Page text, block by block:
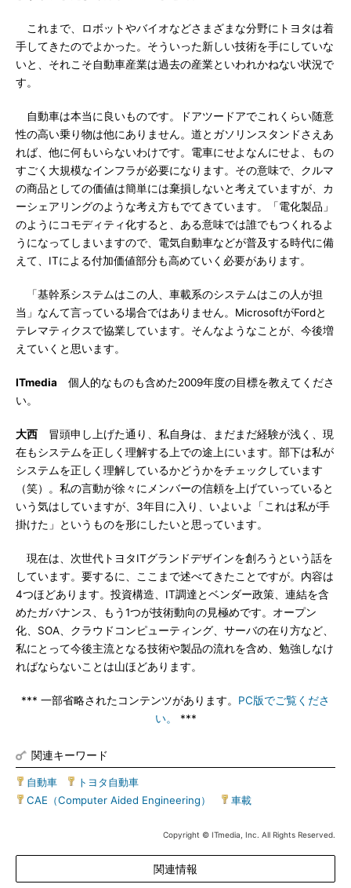
これまで、ロボットやバイオなどさまざまな分野にトヨタは着
手してきたのでよかった。そういった新しい技術を手にしていな
いと、それこそ自動車産業は過去の産業といわれかねない状況で
す。
自動車は本当に良いものです。ドアツードアでこれくらい随意
性の高い乗り物は他にありません。道とガソリンスタンドさえあ
れば、他に何もいらないわけです。電車にせよなんにせよ、もの
すごく大規模なインフラが必要になります。その意味で、クルマ
の商品としての価値は簡単には棄損しないと考えていますが、カ
ーシェアリングのような考え方もでてきています。「電化製品」
のようにコモディティ化すると、ある意味では誰でもつくれるよ
うになってしまいますので、電気自動車などが普及する時代に備
えて、ITによる付加価値部分も高めていく必要があります。
「基幹系システムはこの人、車載系のシステムはこの人が担
当」なんて言っている場合ではありません。MicrosoftがFordと
テレマティクスで協業しています。そんなようなことが、今後増
えていくと思います。
ITmedia 個人的なものも含めた2009年度の目標を教えてくださ
い。
大西 冒頭申し上げた通り、私自身は、まだまだ経験が浅く、現
在もシステムを正しく理解する上での途上にいます。部下は私が
システムを正しく理解しているかどうかをチェックしています
（笑）。私の言動が徐々にメンバーの信頼を上げていっていると
いう気はしていますが、3年目に入り、いよいよ「これは私が手
掛けた」というものを形にしたいと思っています。
現在は、次世代トヨタITグランドデザインを創ろうという話を
しています。要するに、ここまで述べてきたことですが。内容は
4つほどあります。投資構造、IT調達とベンダー政策、連結を含
めたガバナンス、もう1つが技術動向の見極めです。オープン
化、SOA、クラウドコンピューティング、サーバの在り方など、
私にとって今後主流となる技術や製品の流れを含め、勉強しなけ
ればならないことは山ほどあります。
*** 一部省略されたコンテンツがあります。 PC版でご覧くださ
い。
***
関連キーワード
自動車 トヨタ自動車
CAE（Computer Aided Engineering）
車載
Copyright © ITmedia, Inc. All Rights Reserved.
関連情報